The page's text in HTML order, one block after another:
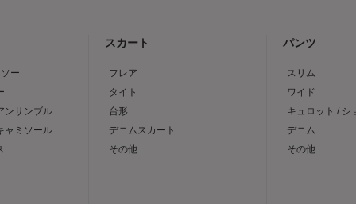
ー
ンサンブル
ャミソール
スカート
フレア
タイト
台形
デニムスカート
その他
パンツ
スリム
ワイド
キュロット / シ
デニム
その他